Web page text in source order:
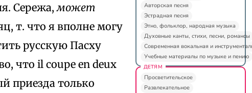
Сережа,может
т. что я вполне могу
русскую Пасху
что il coupe en deux
приезда только
Авторская песня
Эстрадная песня
Этно, фольклор, народная музыка
Духовные канты, стихи, песни, романсы
Современная вокальная и
Учебные материалы по музыке и пению
ДЕТЯМ
Просветительское
Развлекательное